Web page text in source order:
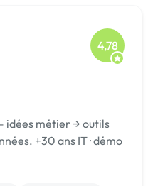
4,78
idées métier → outils
+30 ans IT · démo